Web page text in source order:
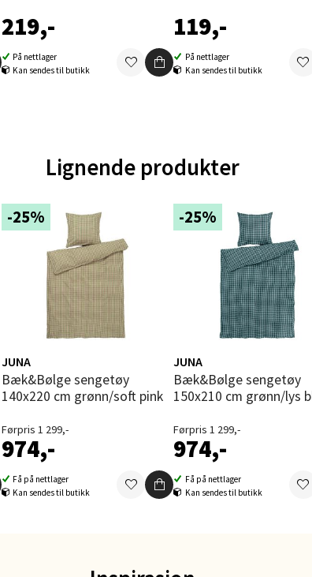
219,-
På nettlager
Kan sendes til butikk
119,-
På nettlager
Kan sendes til butikk
Lignende produkter
-25%
JUNA
Bæk&Bølge sengetøy
140x220 cm grønn/soft pink
Førpris 1 299,-
974,-
Få på nettlager
Kan sendes til butikk
-25%
JUNA
Bæk&Bølge sengetøy
150x210 cm grønn/lys
Førpris 1 299,-
974,-
Få på nettlager
Kan sendes til butikk
5353 Straume
21
5, 7044 Trondheim
Senter Ski
Jernbanesvingen 6, 1400 Ski
Sortland